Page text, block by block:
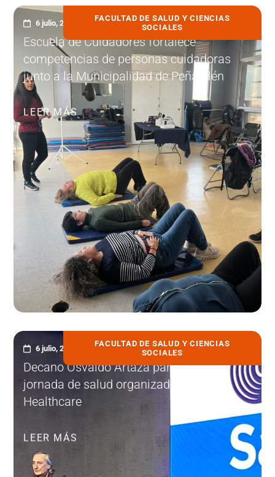
FACULTAD DE SALUD Y CIENCIAS
SOCIALES
6 julio, 2026
Escuela de Cuidadores fortalece
competencias de personas cuidadoras
junto a la Municipalidad de Peñalolén
LEER MÁS
FACULTAD DE SALUD Y CIENCIAS
SOCIALES
6 julio, 2026
Decano Osvaldo Artaza participa en
jornada de salud organizada por GS1
Healthcare
LEER MÁS